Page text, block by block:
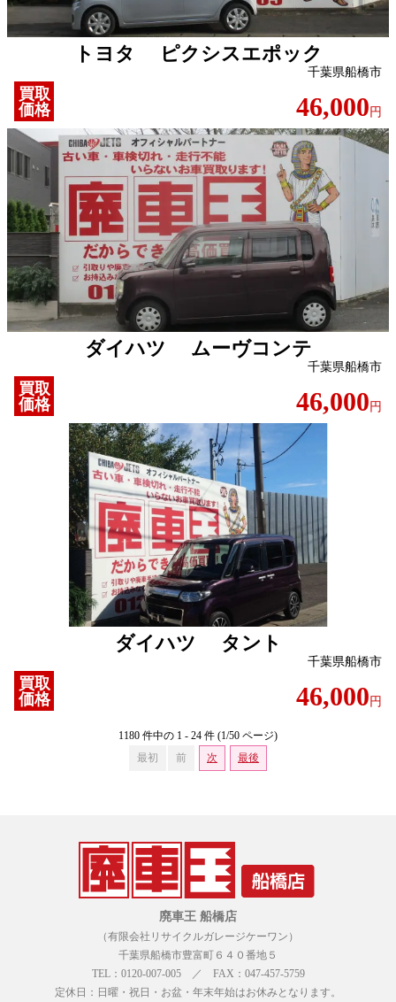
トヨタ ピクシスエポック
千葉県船橋市
買取
価格
46,000 円
ダイハツ ムーヴコンテ
千葉県船橋市
買取
価格
46,000 円
ダイハツ タント
千葉県船橋市
買取
価格
46,000 円
1180 件中の 1 - 24 件 (1/50 ページ)
最初
前 次 最後
廃車王 船橋店
（有限会社リサイクルガレージケーワン）
千葉県船橋市豊富町６４０番地５
TEL：0120-007-005 ／ FAX：047-457-5759
定休日：日曜・祝日・お盆・年末年始はお休みとなります。